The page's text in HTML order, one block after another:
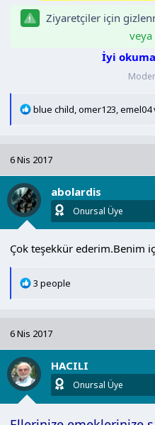
Ziyaretçiler için
veya
İyi
T
i
l
e
r
blue child,omer123,emel04
6 Nis 2017
abolardis
Onursal Üye
Çok teşekkür ederim.Benim
T
i
l
e
r
3 people
6 Nis 2017
HACILI
Onursal Üye